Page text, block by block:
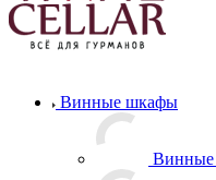
Винные шкафы